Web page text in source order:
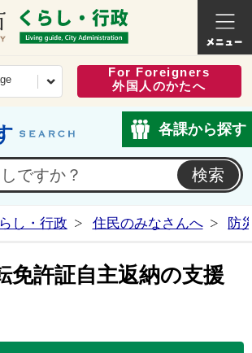
常総市公式ホームページ
くらし
For Foreigners
外国人のかたへ
各課から探す
し・行政 住民のみなさんへ 防
免許証自主返納の支援